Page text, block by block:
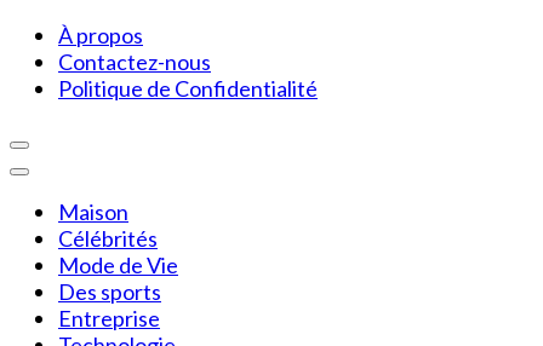
À propos
Contactez-nous
Politique de Confidentialité
Maison
Célébrités
Mode de Vie
Des sports
Entreprise